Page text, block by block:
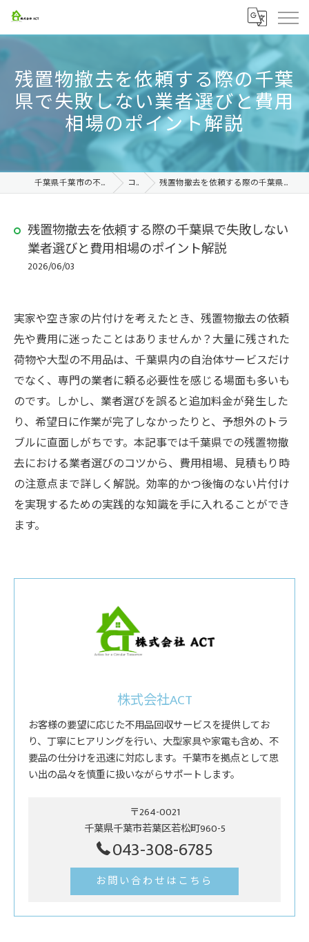
残置物撤去を依頼する際の千葉
県で失敗しない業者選びと費用
相場のポイント解説
千葉県千葉市の不用品回収なら株式会社ACT コラム 残置物撤去を依頼する際の千葉県で失敗しない業者選びと費用相場のポイント解説
残置物撤去を依頼する際の千葉県で失敗しない
業者選びと費用相場のポイント解説
2026/06/03
実家や空き家の片付けを考えたとき、残置物撤去の依頼
先や費用に迷ったことはありませんか？大量に残された
荷物や大型の不用品は、千葉県内の自治体サービスだけ
でなく、専門の業者に頼る必要性を感じる場面も多いも
のです。しかし、業者選びを誤ると追加料金が発生した
り、希望日に作業が完了しなかったりと、予想外のトラ
ブルに直面しがちです。本記事では千葉県での残置物撤
去における業者選びのコツから、費用相場、見積もり時
の注意点まで詳しく解説。効率的かつ後悔のない片付け
を実現するための実践的な知識を手に入れることができ
ます。
株式会社ACT
お客様の要望に応じた不用品回収サービスを提供してお
り、丁寧にヒアリングを行い、大型家具や家電も含め、不
要品の仕分けを迅速に対応します。千葉市を拠点として思
い出の品々を慎重に扱いながらサポートします。
〒264-0021
千葉県千葉市若葉区若松町960-5
043-308-6785
お問い合わせはこちら